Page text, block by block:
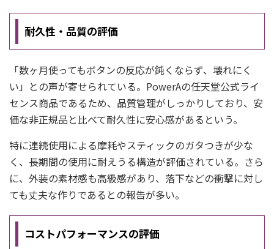
耐久性・品質の評価
「数ヶ月使ってもボタンの反応が鈍くならず、壊れにく
い」との声が寄せられている。PowerAの任天堂公式ライ
センス商品であるため、品質管理がしっかりしており、安
価な非正規品と比べて耐久性に安心感があるという。
特に連続使用による摩耗やスティックのガタつきが少な
く、長期間の使用に耐えうる構造が評価されている。さら
に、外装の素材感も高級感があり、落下などの衝撃に対し
ても丈夫な作りであるとの報告が多い。
コストパフォーマンスの評価